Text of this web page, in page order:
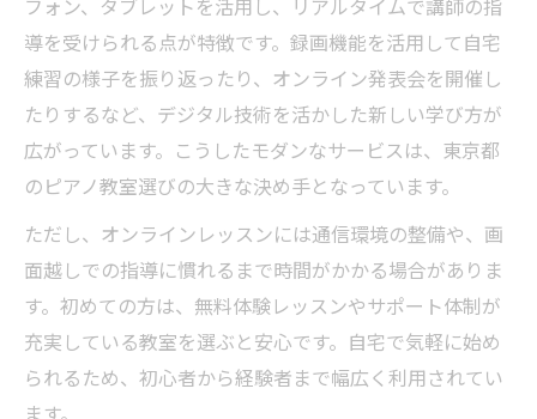
導を受けられる点が特徴です。録画機能を活用して自宅
練習の様子を振り返ったり、オンライン発表会を開催し
たりするなど、デジタル技術を活かした新しい学び方が
広がっています。こうしたモダンなサービスは、東京都
のピアノ教室選びの大きな決め手となっています。
ただし、オンラインレッスンには通信環境の整備や、画
面越しでの指導に慣れるまで時間がかかる場合がありま
す。初めての方は、無料体験レッスンやサポート体制が
充実している教室を選ぶと安心です。自宅で気軽に始め
られるため、初心者から経験者まで幅広く利用されてい
ます。